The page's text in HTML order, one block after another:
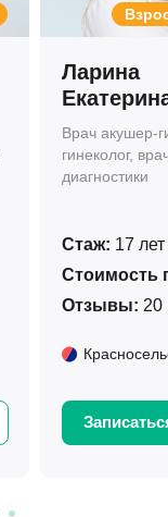
Ларина
Врач акушер-
гинеколог,
диагностики
Стаж: 17 лет
Стоимость
Отзывы: 20